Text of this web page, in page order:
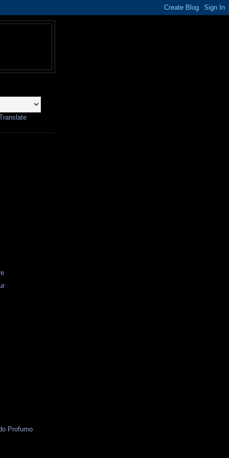
Profumo